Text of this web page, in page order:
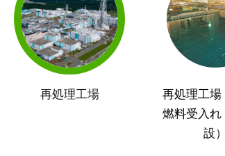
再処理工場
再処理工場
燃料受入れ
設）